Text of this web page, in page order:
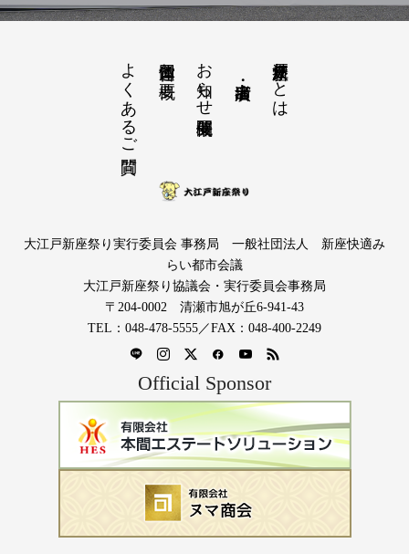
大江戸新座祭りとは
お知らせ開催概要
運営団体と概要
よくあるご質問
大江戸新座祭り実行委員会 事務局 一般社団法人 新座快適み
らい都市会議
大江戸新座祭り協議会・実行委員会事務局
〒204-0002 清瀬市旭が丘6-941-43
TEL：048-478-5555／FAX：048-400-2249
Official Sponsor